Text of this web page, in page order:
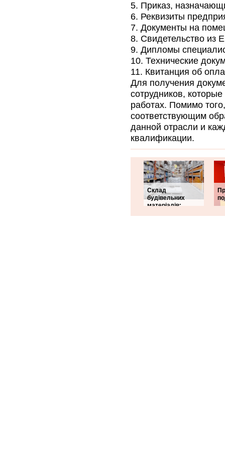
Приказ,
Реквизиты
Документы на
Свидетельство из
Дипломы
Технические
Квитанция об
Для получения
сотрудников,
работах. Помимо
соответствующим
данной отрасли и
квалификации.
Склад
будівельних
матеріалів: